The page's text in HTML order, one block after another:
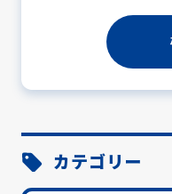
カテゴリー